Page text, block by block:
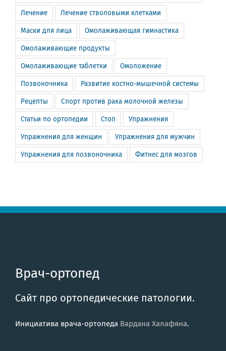
Лечение Лечение стволовыми клетками
Маски для лица Омолаживающая гимнастика
Омолаживающие продукты
Омолаживающие таблетки Омоложение
Позвоночника Развитие костно-мышечной системы
Рецепты Спорт против рака молочной железы
Статьи по ортопедии Стоп Упражнения
Упражнения для женщин Упражнения для мужчин
Упражнения для позвоночника Фитнес для мозгов
Врач-ортопед
Сайт про ортопедические патологии.
Инициатива врача-ортопеда Вардана Халафяна.